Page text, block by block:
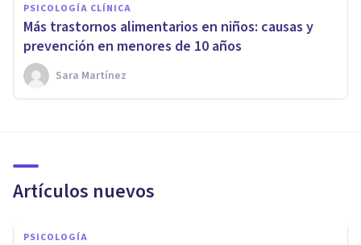
PSICOLOGÍA CLÍNICA
Más trastornos alimentarios en niños: causas y
prevención en menores de 10 años
Sara Martínez
Artículos nuevos
PSICOLOGÍA